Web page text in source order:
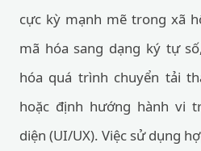
cực kỳ mạnh mẽ trong xã
mã hóa sang dạng ký tự
hóa quá trình chuyển tải
hoặc định hướng hành vi
diện (UI/UX). Việc sử dụng